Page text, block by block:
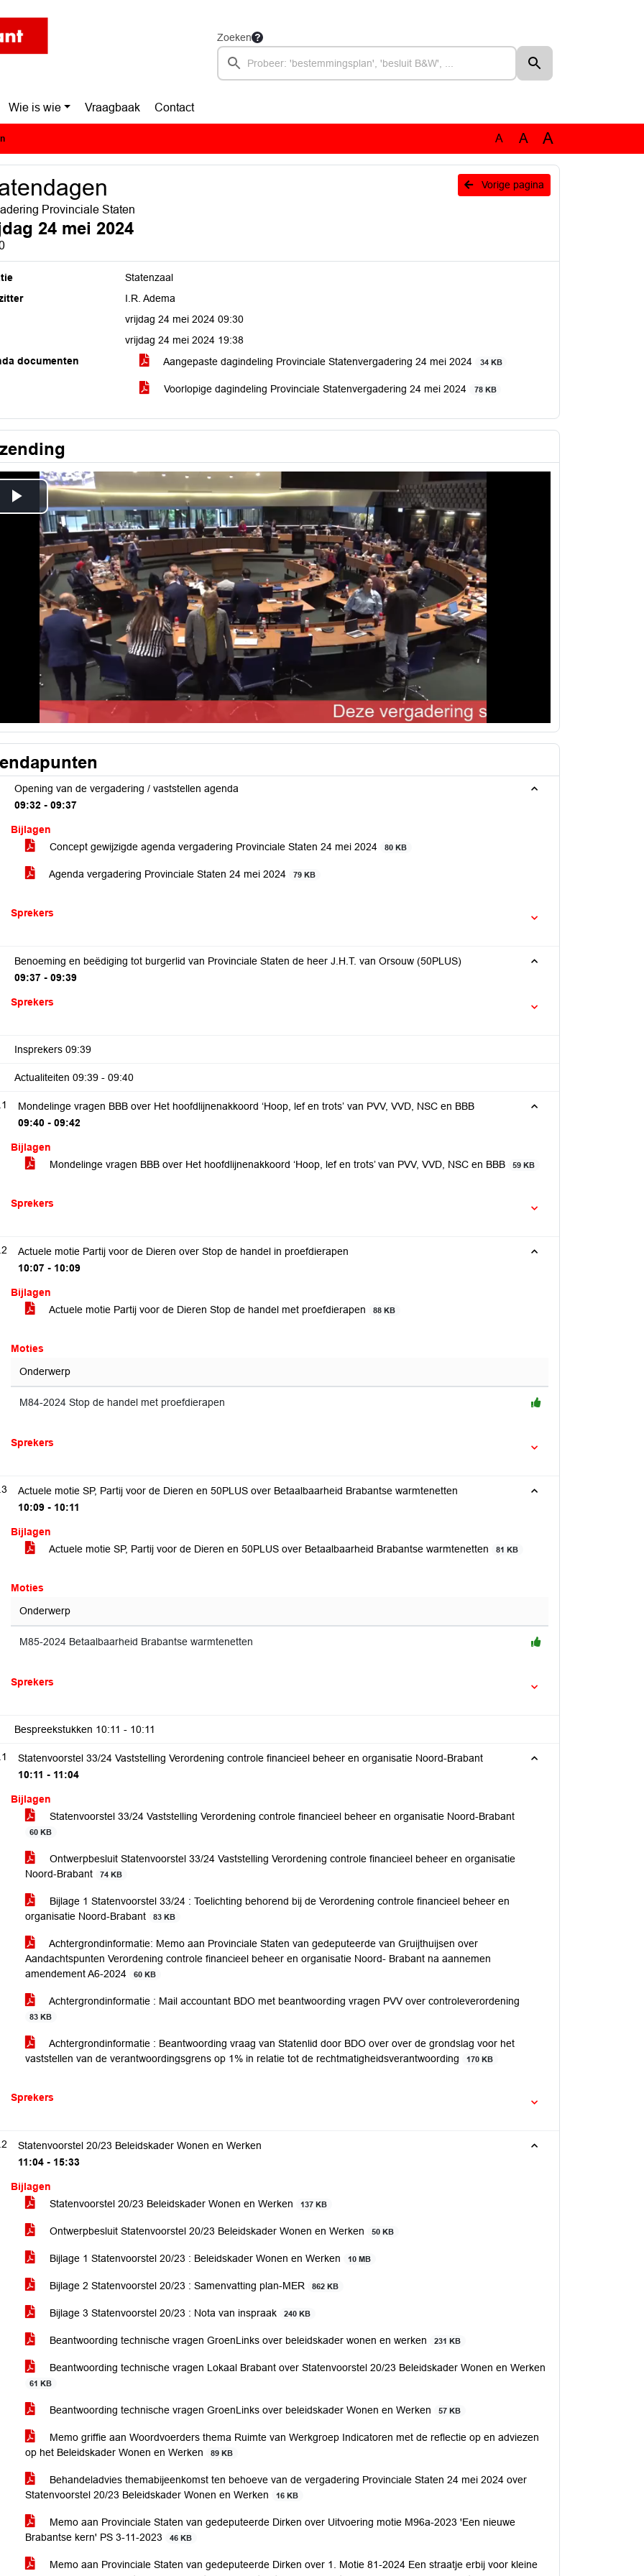
Zoeken
Wie is wie Vraagbaak Contact
A A A
Vorige pagina
Provinciale Staten
24 mei 2024
Statenzaal
I.R. Adema
vrijdag 24 mei 2024 09:30
vrijdag 24 mei 2024 19:38
documenten
Aangepaste dagindeling Provinciale Statenvergadering 24 mei 2024 34 KB
Voorlopige dagindeling Provinciale Statenvergadering 24 mei 2024 78 KB
Play
Video
Opening van de vergadering / vaststellen agenda
09:32 - 09:37
Bijlagen
Concept gewijzigde agenda vergadering Provinciale Staten 24 mei 2024
80 KB
Agenda vergadering Provinciale Staten 24 mei 2024 79 KB
Sprekers
Benoeming en beëdiging tot burgerlid van Provinciale Staten de heer J.H.T. van Orsouw (50PLUS)
09:37 - 09:39
Sprekers
Insprekers 09:39
Actualiteiten 09:39 - 09:40
Mondelinge vragen BBB over Het hoofdlijnenakkoord ‘Hoop, lef en trots’ van PVV, VVD, NSC en BBB
09:40 - 09:42
Bijlagen
Mondelinge vragen BBB over Het hoofdlijnenakkoord ‘Hoop, lef en trots’ van PVV, VVD, NSC en BBB
59 KB
Sprekers
Actuele motie Partij voor de Dieren over Stop de handel in proefdierapen
10:07 - 10:09
Bijlagen
Actuele motie Partij voor de Dieren Stop de handel met proefdierapen
88 KB
Moties
Onderwerp
M84-2024 Stop de handel met proefdierapen
Sprekers
Actuele motie SP, Partij voor de Dieren en 50PLUS over Betaalbaarheid Brabantse warmtenetten
10:09 - 10:11
Bijlagen
Actuele motie SP, Partij voor de Dieren en 50PLUS over Betaalbaarheid Brabantse warmtenetten
81 KB
Moties
Onderwerp
M85-2024 Betaalbaarheid Brabantse warmtenetten
Sprekers
Bespreekstukken 10:11 - 10:11
Statenvoorstel 33/24 Vaststelling Verordening controle financieel beheer en organisatie Noord-Brabant
10:11 - 11:04
Bijlagen
Statenvoorstel 33/24 Vaststelling Verordening controle financieel beheer en organisatie Noord-Brabant
60 KB
Ontwerpbesluit Statenvoorstel 33/24 Vaststelling Verordening controle financieel beheer en organisatie
Noord-Brabant
74 KB
Bijlage 1 Statenvoorstel 33/24 : Toelichting behorend bij de Verordening controle financieel beheer en
organisatie Noord-Brabant
83 KB
Achtergrondinformatie: Memo aan Provinciale Staten van gedeputeerde van Gruijthuijsen over
Aandachtspunten Verordening controle financieel beheer en organisatie Noord- Brabant na aannemen
amendement A6-2024
60 KB
Achtergrondinformatie : Mail accountant BDO met beantwoording vragen PVV over controleverordening
83 KB
Achtergrondinformatie : Beantwoording vraag van Statenlid door BDO over over de grondslag voor het
vaststellen van de verantwoordingsgrens op 1% in relatie tot de rechtmatigheidsverantwoording
170 KB
Sprekers
Statenvoorstel 20/23 Beleidskader Wonen en Werken
11:04 - 15:33
Bijlagen
Statenvoorstel 20/23 Beleidskader Wonen en Werken
137 KB
Ontwerpbesluit Statenvoorstel 20/23 Beleidskader Wonen en Werken 50 KB
Bijlage 1 Statenvoorstel 20/23 : Beleidskader Wonen en Werken 10 MB
Bijlage 2 Statenvoorstel 20/23 : Samenvatting plan-MER 862 KB
Bijlage 3 Statenvoorstel 20/23 : Nota van inspraak 240 KB
Beantwoording technische vragen GroenLinks over beleidskader wonen en werken 231 KB
Beantwoording technische vragen Lokaal Brabant over Statenvoorstel 20/23 Beleidskader Wonen en Werken
61 KB
Beantwoording technische vragen GroenLinks over beleidskader Wonen en Werken 57 KB
Memo griffie aan Woordvoerders thema Ruimte van Werkgroep Indicatoren met de reflectie op en adviezen
op het Beleidskader Wonen en Werken
89 KB
Behandeladvies themabijeenkomst ten behoeve van de vergadering Provinciale Staten 24 mei 2024 over
Statenvoorstel 20/23 Beleidskader Wonen en Werken
16 KB
Memo aan Provinciale Staten van gedeputeerde Dirken over Uitvoering motie M96a-2023 'Een nieuwe
Brabantse kern' PS 3-11-2023
46 KB
Memo aan Provinciale Staten van gedeputeerde Dirken over 1. Motie 81-2024 Een straatje erbij voor kleine